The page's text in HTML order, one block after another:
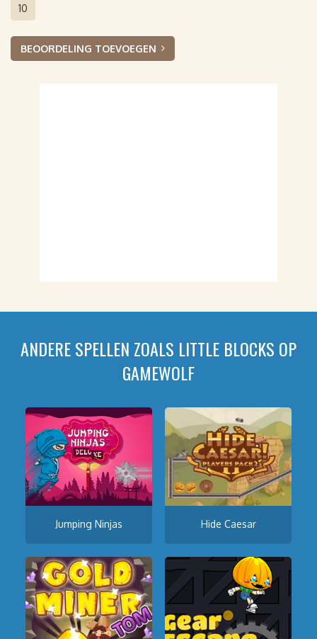
10
BEOORDELING TOEVOEGEN
ANDERE SPELLEN ZOALS LITTLE BLOCKS OP
GAMEWOLF
Jumping Ninjas Hide Caesar